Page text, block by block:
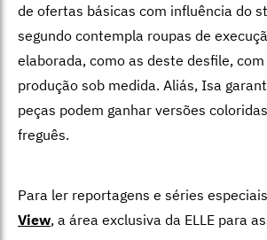
de ofertas básicas com influência do
segundo contempla roupas de
elaborada, como as deste desfile, com
produção sob medida. Aliás, Isa
peças podem ganhar versões
freguês.
Para ler reportagens e séries
View, a área exclusiva da ELLE para